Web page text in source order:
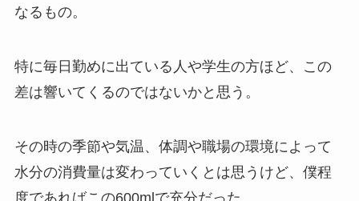
なるもの。
特に毎日勤めに出ている人や学生の方ほど、この
差は響いてくるのではないかと思う。
その時の季節や気温、体調や職場の環境によって
水分の消費量は変わっていくとは思うけど、僕程
度であればこの600mlで充分だった。